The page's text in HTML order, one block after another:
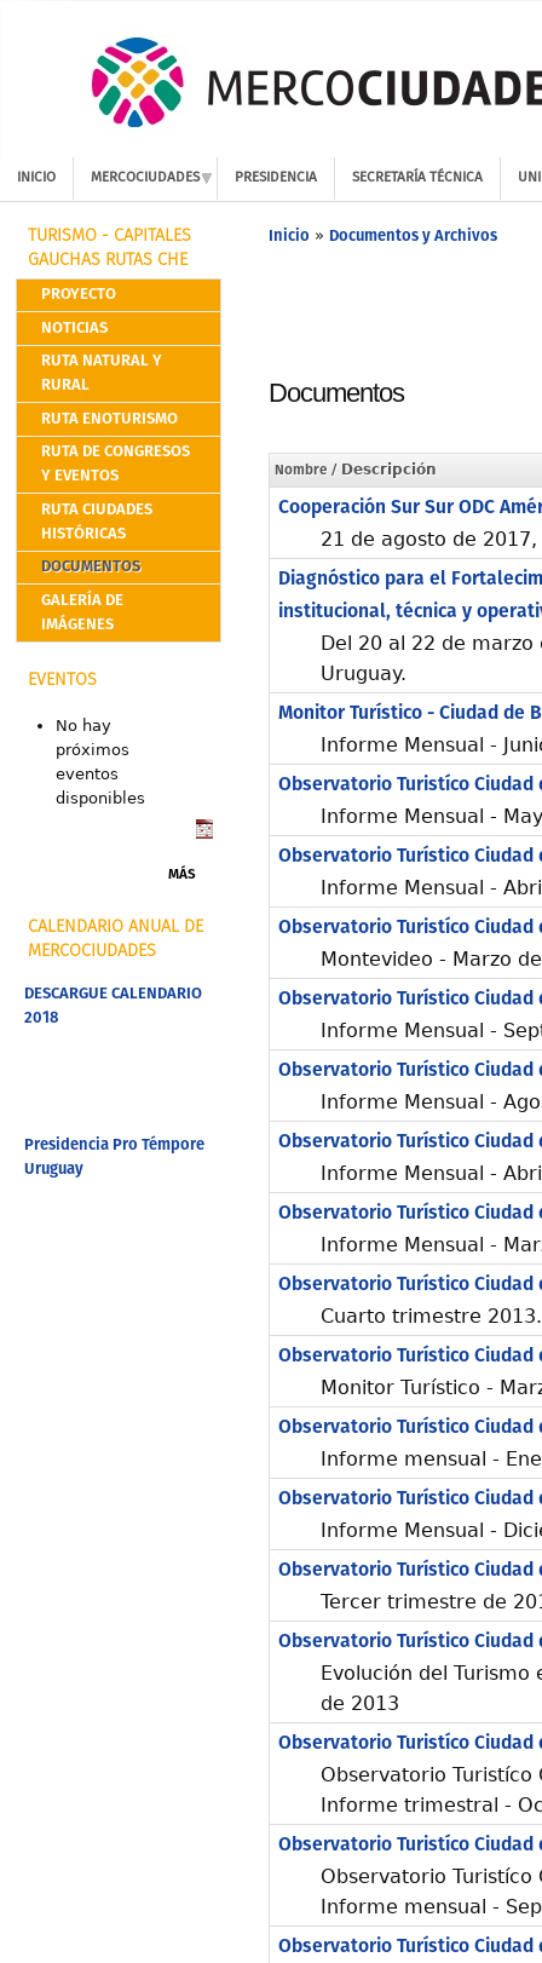
INICIO MERCOCIUDADES PRESIDENCIA SECRETARÍA TÉCNICA
TURISMO - CAPITALES
GAUCHAS RUTAS CHE
PROYECTO
NOTICIAS
RUTA NATURAL Y
RURAL
RUTA ENOTURISMO
RUTA DE CONGRESOS
Y EVENTOS
RUTA CIUDADES
HISTÓRICAS
DOCUMENTOS
GALERÍA DE
IMÁGENES
EVENTOS
No hay
próximos
eventos
disponibles
MÁS
CALENDARIO ANUAL DE
MERCOCIUDADES
DESCARGUE CALENDARIO
2018
Presidencia Pro Témpore
Uruguay
Inicio » Documentos y Archivos
Documentos
Nombre / Descripción
Cooperación Sur Sur ODC
21 de agosto de
Diagnóstico para el
institucional, técnica y
Del 20 al 22 de
Uruguay.
Monitor Turístico - Ciudad de
Informe Mensual -
Observatorio Turistíco Ciudad
Informe Mensual -
Observatorio Turístico Ciudad
Informe Mensual -
Observatorio Turistíco Ciudad
Montevideo - Marzo
Observatorio Turístico Ciudad
Informe Mensual -
Observatorio Turístico Ciudad
Informe Mensual -
Observatorio Turístico Ciudad
Informe Mensual -
Observatorio Turístico Ciudad
Informe Mensual -
Observatorio Turístico Ciudad
Cuarto trimestre
Observatorio Turístico Ciudad
Monitor Turístico -
Observatorio Turístico Ciudad
Informe mensual -
Observatorio Turístico Ciudad
Informe Mensual -
Observatorio Turístico Ciudad
Tercer trimestre de
Observatorio Turístico Ciudad
Evolución del
de 2013
Observatorio Turistíco Ciudad
Observatorio Turistíco
Informe trimestral -
Observatorio Turistíco Ciudad
Observatorio Turistíco
Informe mensual -
Observatorio Turístico